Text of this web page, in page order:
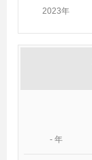
2023年
- 年